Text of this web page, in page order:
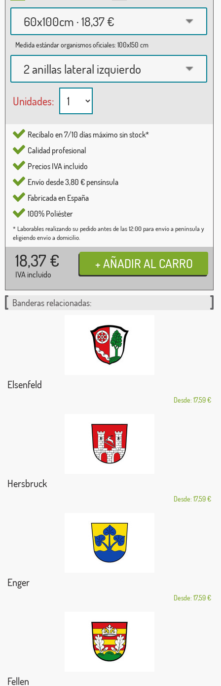
60x100cm · 18,37 €
Medida estándar organismos oficiales: 100x150 cm
2 anillas lateral izquierdo
Unidades:
Recíbalo en 7/10 días máximo sin stock*
Calidad profesional
Precios IVA incluido
Envío desde 3,80 € pensínsula
Fabricada en España
100% Poliéster
* Laborables realizando su pedido antes de las 12:00 para envío a península y
eligiendo envío a domicilio.
18,37 €
IVA incluido
Banderas relacionadas:
Elsenfeld
Desde: 17,59 €
Hersbruck
Desde: 17,59 €
Enger
Desde: 17,59 €
Fellen